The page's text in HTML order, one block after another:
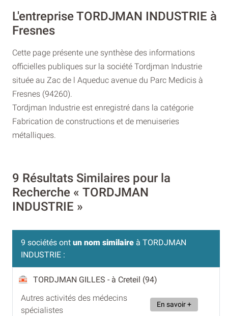
L'entreprise TORDJMAN INDUSTRIE à
Fresnes
Cette page présente une synthèse des informations
officielles publiques sur la société Tordjman Industrie
située au Zac de l Aqueduc avenue du Parc Medicis à
Fresnes (94260).
Tordjman Industrie est enregistré dans la catégorie
Fabrication de constructions et de menuiseries
métalliques.
9 Résultats Similaires pour la
Recherche « TORDJMAN
INDUSTRIE »
9 sociétés ont un nom similaire à TORDJMAN
INDUSTRIE :
TORDJMAN GILLES - à Creteil (94)
Autres activités des médecins
spécialistes
En savoir +